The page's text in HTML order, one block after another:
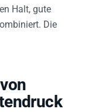
Halt, gute
Die